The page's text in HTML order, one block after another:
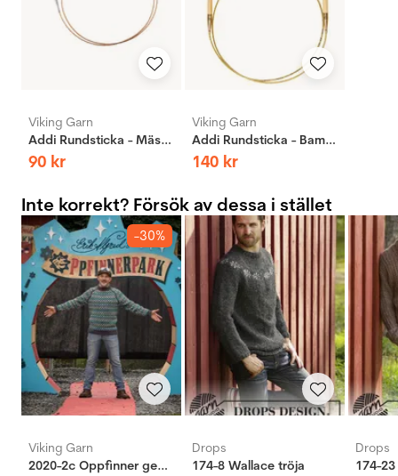
Viking Garn
Addi Rundsticka - Mässing
90 kr
Viking Garn
Addi Rundsticka - Bambus
140 kr
Inte korrekt? Försök av dessa i stället
-30%
Viking Garn
2020-2c Oppfinner genser
Drops
174-8 Wallace tröja
Drops
174-